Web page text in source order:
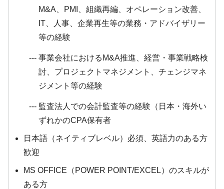
M&A、PMI、組織再編、オペレーション改善、
IT、人事、企業再生等の業務・アドバイザリー
等の経験
事業会社におけるM&A推進、経営・事業戦略検
討、プロジェクトマネジメント、チェンジマネ
ジメント等の経験
監査法人での会計監査等の経験（日本・海外い
ずれかのCPA保有者
日本語（ネイティブレベル）必須、英語力のある方
歓迎
MS OFFICE（POWER POINT/EXCEL）のスキルが
ある方